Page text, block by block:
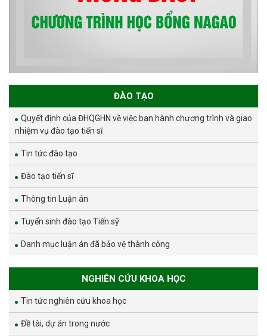
ĐÀO TẠO
Quyết định của ĐHQGHN về việc ban hành chương trình và giao
nhiệm vụ đào tạo tiến sĩ
Tin tức đào tạo
Đào tạo tiến sĩ
Thông tin Luận án
Tuyển sinh đào tạo Tiến sỹ
Danh mục luận án đã bảo vệ thành công
NGHIÊN CỨU KHOA HỌC
Tin tức nghiên cứu khoa học
Đề tài, dự án trong nước